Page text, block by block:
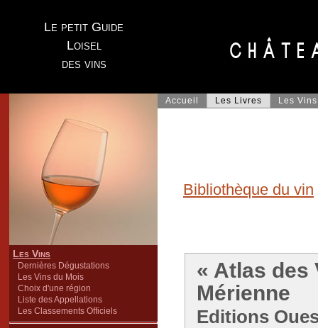
Le petit Guide
Loisel
des vins
Les Vins
Dernières Dégustations
Les Vins du Mois
Choix d'une région
Liste des Appellations
Les Classements Officiels
Accueil Les Livres Les Vins
Bibliothèque du vin
« Atlas des
Mérienne
Editions